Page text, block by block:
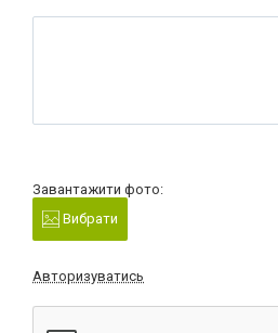
Завантажити фото:
Вибрати
Авторизуватись